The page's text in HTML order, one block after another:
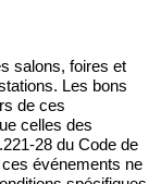
salons, foires et
Les bons
de ces
celles des
28 du Code de
événements ne